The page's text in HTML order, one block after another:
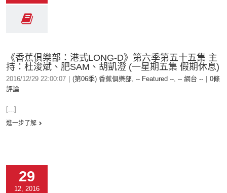
《香蕉俱樂部：港式LONG-D》第六季第五十五集 主
持：杜浚斌、肥SAM、胡凱澄 (一星期五集 假期休息)
2016/12/29 22:00:07 (第06季) 香蕉俱樂部, -- Featured --, -- 網台 --
0條
評論
[...]
進一步了解
29
12, 2016